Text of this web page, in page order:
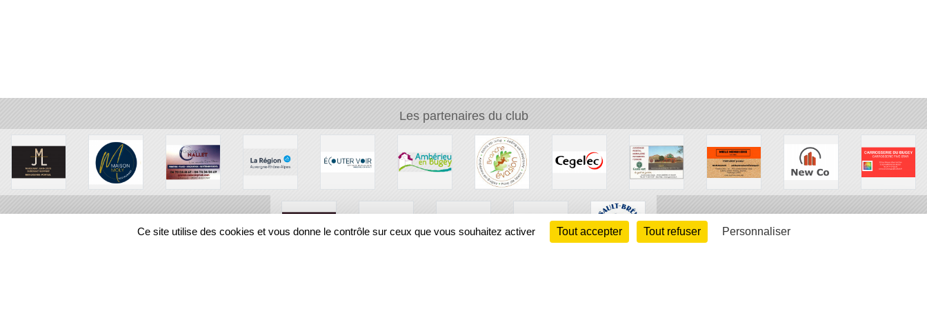
Les partenaires du club
Ce site utilise des cookies et vous donne le contrôle sur ceux que vous souhaitez activer Tout accepter Tout refuser Personnaliser